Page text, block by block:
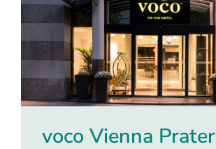
voco Vienna Prater